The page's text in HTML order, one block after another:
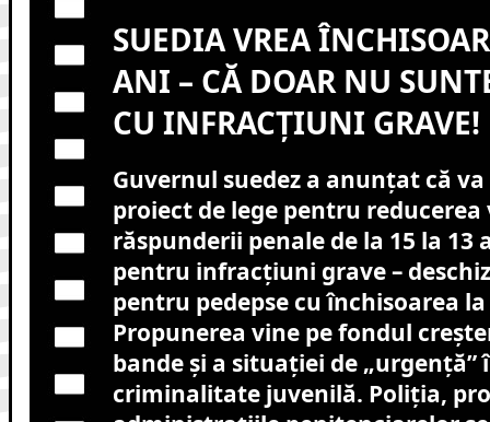
SUEDIA VREA
ANI – CĂ DOAR NU
CU INFRACȚIUNI GRAVE!
Guvernul suedez a anunțat că
proiect de lege pentru reducerea
răspunderii penale de la 15 la 13
pentru infracțiuni grave –
pentru pedepse cu închisoarea
Propunerea vine pe fondul
bande și a situației de „urgență”
criminalitate juvenilă. Poliția,